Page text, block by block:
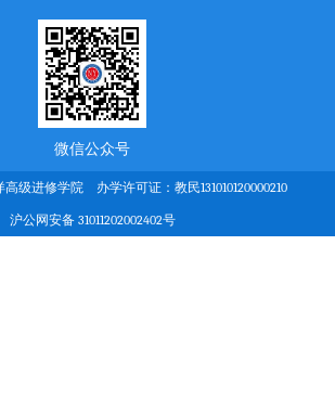
微信公众号
级进修学院 办学许可证：教民131010120000210
沪公网安备 31011202002402号